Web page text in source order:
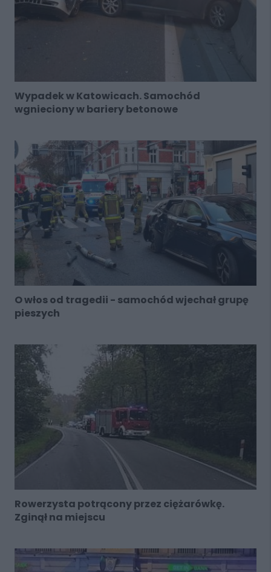
Wypadek w Katowicach. Samochód
wgnieciony w bariery betonowe
O włos od tragedii - samochód wjechał grupę
pieszych
Rowerzysta potrącony przez ciężarówkę.
Zginął na miejscu